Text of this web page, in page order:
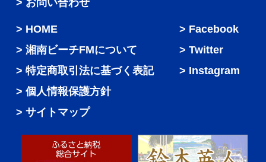
> お問い合わせ
HOME
湘南ビーチFMについて
特定商取引法に基づく表記
個人情報保護方針
サイトマップ
Facebook
Twitter
Instagram